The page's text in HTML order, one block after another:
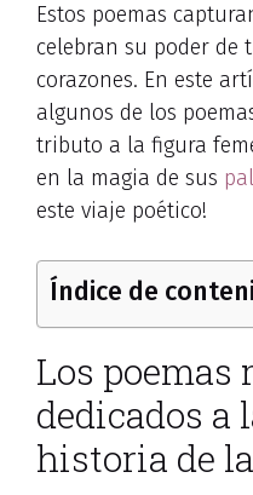
Estos poemas
celebran su poder de
corazones. En este
algunos de los
tributo a la figura
en la magia de sus
este viaje poético!
Índice de
Los poemas
dedicados a
historia de